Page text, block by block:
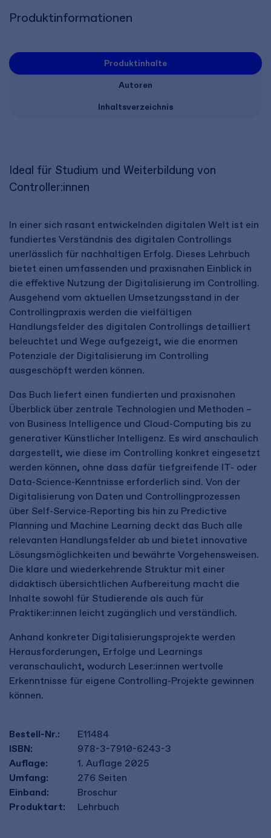
Produktinformationen
Produktinhalte
Autoren
Inhaltsverzeichnis
Ideal für Studium und Weiterbildung von
Controller:innen
In einer sich rasant entwickelnden digitalen Welt ist ein
fundiertes Verständnis des digitalen Controllings
unerlässlich für nachhaltigen Erfolg. Dieses Lehrbuch
bietet einen umfassenden und praxisnahen Einblick in
die effektive Nutzung der Digitalisierung im Controlling.
Ausgehend vom aktuellen Umsetzungsstand in der
Controllingpraxis werden die vielfältigen
Handlungsfelder des digitalen Controllings detailliert
beleuchtet und Wege aufgezeigt, wie die enormen
Potenziale der Digitalisierung im Controlling
ausgeschöpft werden können.
Das Buch liefert einen fundierten und praxisnahen
Überblick über zentrale Technologien und Methoden –
von Business Intelligence und Cloud-Computing bis zu
generativer Künstlicher Intelligenz. Es wird anschaulich
dargestellt, wie diese im Controlling konkret eingesetzt
werden können, ohne dass dafür tiefgreifende IT- oder
Data-Science-Kenntnisse erforderlich sind. Von der
Digitalisierung von Daten und Controllingprozessen
über Self-Service-Reporting bis hin zu Predictive
Planning und Machine Learning deckt das Buch alle
relevanten Handlungsfelder ab und bietet innovative
Lösungsmöglichkeiten und bewährte Vorgehensweisen.
Die klare und wiederkehrende Struktur mit einer
didaktisch übersichtlichen Aufbereitung macht die
Inhalte sowohl für Studierende als auch für
Praktiker:innen leicht zugänglich und verständlich.
Anhand konkreter Digitalisierungsprojekte werden
Herausforderungen, Erfolge und Learnings
veranschaulicht, wodurch Leser:innen wertvolle
Erkenntnisse für eigene Controlling-Projekte gewinnen
können.
Bestell-Nr.:
E11484
ISBN:
978-3-7910-6243-3
Auflage:
1. Auflage 2025
Umfang:
276 Seiten
Einband:
Broschur
Produktart:
Lehrbuch